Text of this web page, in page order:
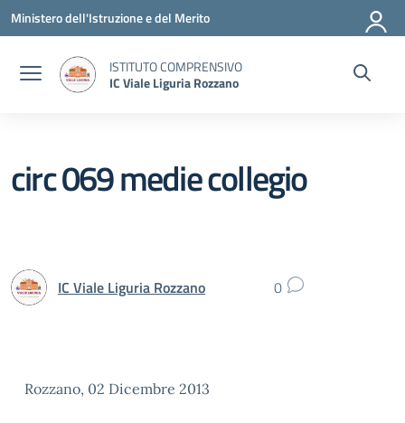
Vai ai contenuti
Vai al menu di navigazione
Vai al footer
Ministero dell'Istruzione e del Merito
ISTITUTO COMPRENSIVO
IC Viale Liguria Rozzano
circ 069 medie collegio
IC Viale Liguria Rozzano 0
Rozzano, 02 Dicembre 2013